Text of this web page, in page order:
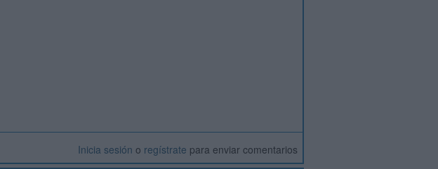
Inicia sesión o regístrate para enviar comentarios